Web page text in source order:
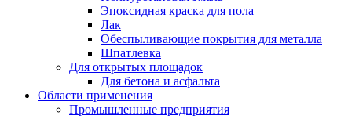
Эпоксидная краска для пола
Лак
Обеспыливающие покрытия для металла
Шпатлевка
Для открытых площадок
Для бетона и асфальта
Области применения
Промышленные предприятия